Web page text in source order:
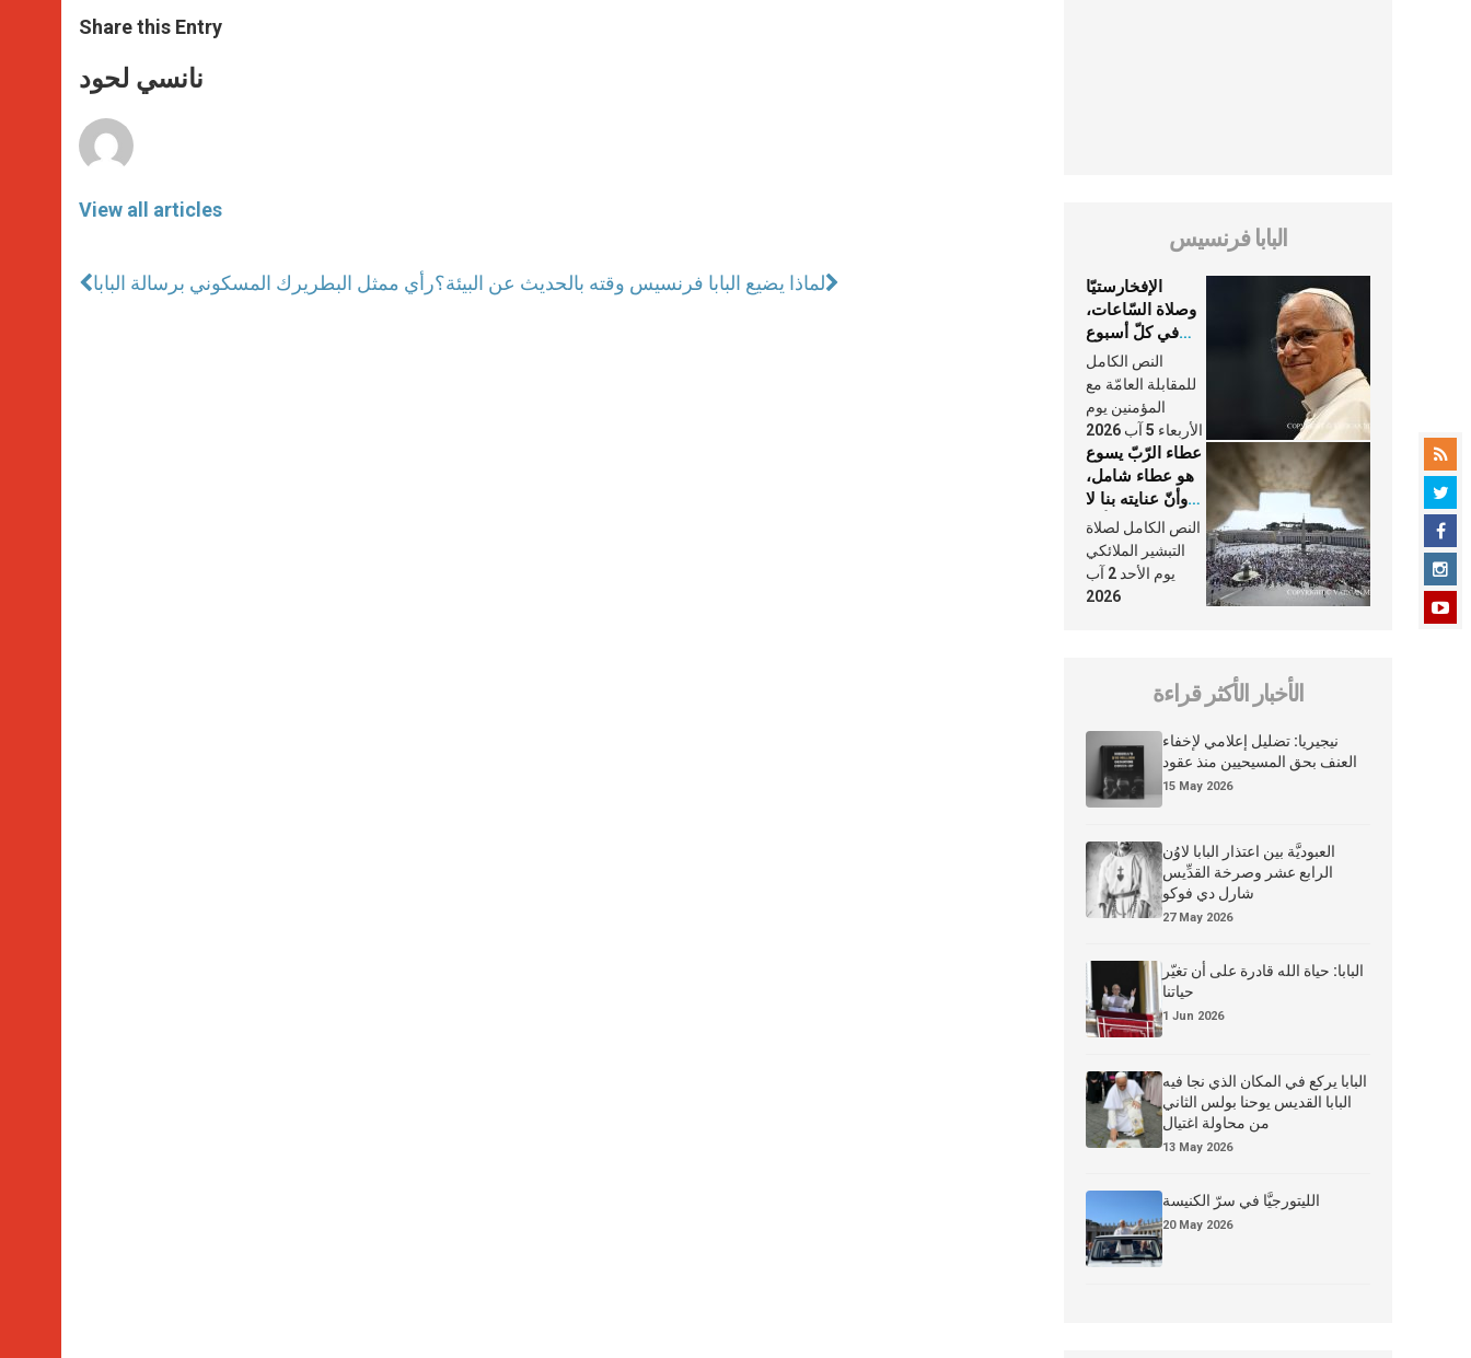
t
s
p
p
s
e
g
e
e
b
o
k
Share this Entry
نانسي لحود
View all articles
رأي ممثل البطريرك المسكوني برسالة البابالماذا يضيع البابا فرنسيس وقته بالحديث عن البيئة؟
البابا فرنسيس
الإفخارستيّا
وصلاة السّاعات،
في كلّ أسبوع
وكلّ يوم، هما
النَّفَس في حياة
الكنيسة
النص الكامل
للمقابلة العامّة مع
المؤمنين يوم
الأربعاء 5 آب 2026
عطاء الرّبّ يسوع
هو عطاء شامل،
وأنّ عنايته بنا لا
تغيب عنّا أبدًا
النص الكامل لصلاة
التبشير الملائكي
يوم الأحد 2 آب
2026
الأخبار الأكثر قراءة
نيجيريا: تضليل إعلامي لإخفاء
العنف بحق المسيحيين منذ عقود
15 May 2026
العبوديَّة بين اعتذار البابا لاوُن
الرابع عشر وصرخة القدِّيس
شارل دي فوكو
27 May 2026
البابا: حياة الله قادرة على أن تغيّر
حياتنا
1 Jun 2026
البابا يركع في المكان الذي نجا فيه
البابا القديس يوحنا بولس الثاني
من محاولة اغتيال
13 May 2026
الليتورجيَّا في سرّ الكنيسة
20 May 2026